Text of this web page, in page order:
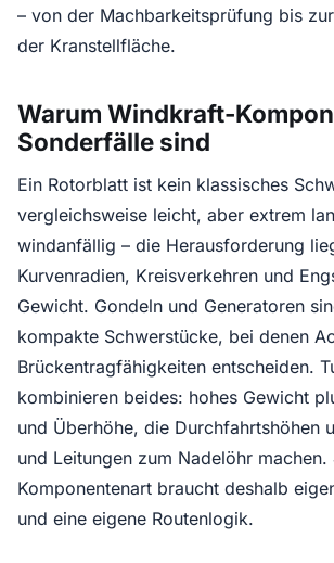
– von der Machbarkeitsprüfung bis
der Kranstellfläche.
Warum Windkraft-
Sonderfälle sind
Ein Rotorblatt ist kein klassisches
vergleichsweise leicht, aber extrem
windanfällig – die Herausforderung
Kurvenradien, Kreisverkehren und
Gewicht. Gondeln und Generatoren
kompakte Schwerstücke, bei denen
Brückentragfähigkeiten entscheiden.
kombinieren beides: hohes Gewicht
und Überhöhe, die Durchfahrtshöhen
und Leitungen zum Nadelöhr machen.
Komponentenart braucht deshalb
und eine eigene Routenlogik.